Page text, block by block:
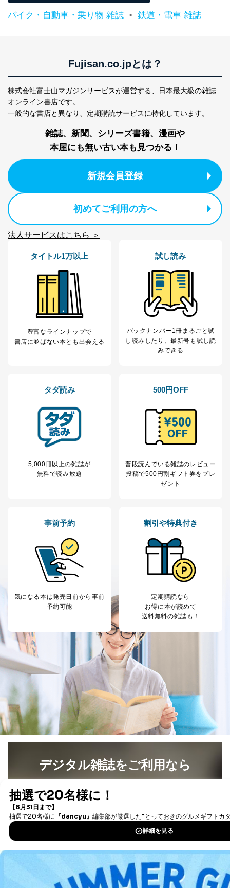
じて、個人情報保護マネジメントシステムを継続的に改
善し、常に最良の状態を維持します。
ステムに関するご相談及び苦情については以下までご連
株式会社富士山マガジンサービス 個人情報問い合わせ
係
FAX：03-5459-7073
e-mail：cs@fujisan.co.jp
株式会社富士山マガジンサービス
個人情報の取扱いについて
当社は以下の個人情報保護管理者を設置し、個人情報保
用・提供・管理いたします。
東京都渋谷区南平台町16-11
株式会社富士山マガジンサービス
代表取締役会長 西野 伸一郎
個人情報保護管理者: 経営管理グループディレクター 前
田 嘉也
２．利用目的
当社が取り扱う開示対象個人情報の利用目的は次のとお
当社の定期購読サ
ービス等をご利用
の方の個人情報
購入商品の配送のため
ｅメール等による商品、サービ
ス、キャンペーン等の広告の案内
個人が特定できない形で取得した
析して、趣味・嗜好に
応じた新商品・サービスに関する
広告のため
お問い合わせ対応、トラブル対
3
当社カスタマーQ＆
Aサービス利用者
カスタマーQ＆Aサイトの投稿内容
ｅメール等によるカスタマーQ＆A
サイトのサービス内容のご案内の
ｅメール等による商品、サービ
ス、キャンペーン等の広告に関す
4
採用応募者の方の
個人情報
採用選考、ご連絡のため
人事、総務などの雇用管理等のた
パートナー（提携
企業）からの委託
により当社の
定期購読サービス
等をご利用の方の
個人情報
購入商品配送のため
提携企業及びお客様がご購入され
た商品の発売元企業からのｅメー
ル等による商品、
サービス、キャンペーン等の広告
に関するご案内のため
SNS公式アカウン
トに登録された方
の個人情報
当社のサービス利用状況の把握お
よびその分析のため
お問い合わせ対応、トラブル対
処、オペレーター教育など応対品
質向上のため
ため
※上記の利用目的のうちNo.1～5については保有個人デ
ータ（開示対象個人情報）の利用目的であり、下記4.の
開示等のご請求に対応させていただきます。
なお、6、7については、パートナー（提携企業）様又は
各SNS運営会社様にご請求いただきますようお願い致し
当社は、取得した個人情報を適切に管理し､あらかじめ
本人の同意を得ることなく第三者に提供することはあり
ません。ただし、次の場合は除きます。
バイク・自動車・乗り物 雑誌 > 鉄道・電車 雑誌
Fujisan.co.jpとは？
株式会社富士山マガジンサービスが運営する、
日本最大級の雑誌
オンライン書店です。
一般的な書店と異なり、 定期購読サービスに特化しています。
雑誌、新聞、シリーズ書籍、漫画や
本屋にも無い古い本も見つかる！
新規会員登録
初めてご利用の方へ
法人サービスはこちら ＞
タイトル1万以上
豊富なラインナップで
書店に並ばない本とも出会える
試し読み
バックナンバー1冊まるごと試
し読み したり、最新号も試し読
みできる
タダ読み
5,000冊以上の雑誌が
無料で読み放題
500円OFF
普段読んでいる雑誌のレビュー
投稿で500円割ギフト券をプレ
ゼント
事前予約
気になる本は発売日前から事前
予約可能
割引や特典付き
定期購読なら
お得に本が読めて
送料無料の雑誌も！
デジタル雑誌をご利用なら
書籍）が無料で読み放題！
DOWNLOAD FOR IOS
DOWNLOAD FOR ANDROID